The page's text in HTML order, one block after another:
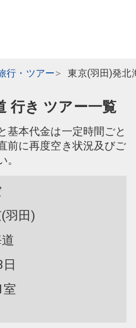
行・ツアー 東京(羽田)発北
行き ツアー一覧
基本代金は一定時間ごと
前に再度空き状況及びご
。
羽田)
室